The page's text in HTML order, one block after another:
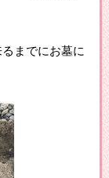
までにお墓に